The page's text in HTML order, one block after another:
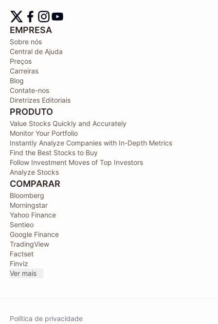
EMPRESA
Sobre nós
Central de Ajuda
Preços
Carreiras
Blog
Contate-nos
Diretrizes Editoriais
PRODUTO
Value Stocks Quickly and Accurately
Monitor Your Portfolio
Instantly Analyze Companies with In-Depth Metrics
Find the Best Stocks to Buy
Follow Investment Moves of Top Investors
Analyze Stocks
COMPARAR
Bloomberg
Morningstar
Yahoo Finance
Sentieo
Google Finance
TradingView
Factset
Finviz
Ver mais
Política de privacidade